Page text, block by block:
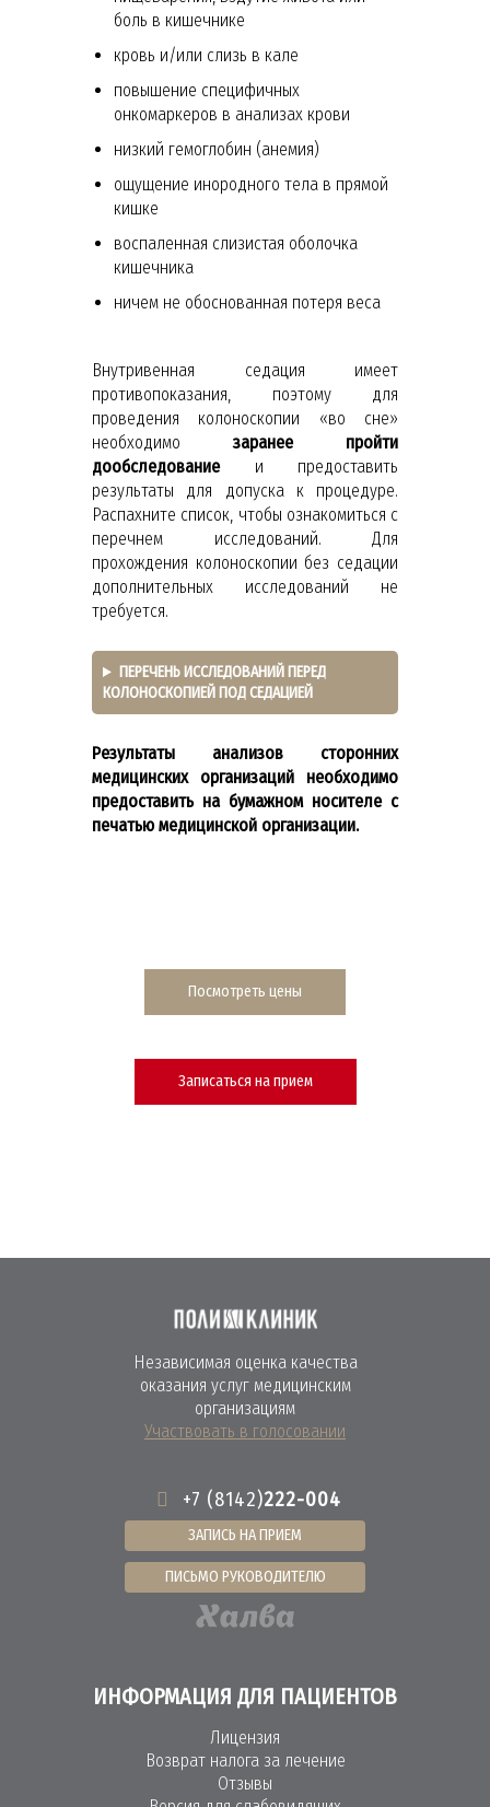
боль в кишечнике
кровь и/или слизь в кале
повышение специфичных
онкомаркеров в анализах крови
низкий гемоглобин (анемия)
ощущение инородного тела в прямой
кишке
воспаленная слизистая оболочка
кишечника
ничем не обоснованная потеря веса
Внутривенная седация имеет
противопоказания, поэтому для
проведения колоноскопии «во сне»
необходимозаранее пройти
дообследованиеи предоставить
результаты для допуска к процедуре.
Распахните список, чтобы ознакомиться с
перечнем исследований. Для
прохождения колоноскопии без седации
дополнительных исследований не
требуется.
ПЕРЕЧЕНЬ ИССЛЕДОВАНИЙ ПЕРЕД
КОЛОНОСКОПИЕЙ ПОД СЕДАЦИЕЙ
Результаты анализов сторонних
медицинских организаций необходимо
предоставить на бумажном носителе с
печатью медицинской организации.
Посмотреть цены
Записаться на прием
ИНФОРМАЦИЯ ДЛЯ ПАЦИЕНТОВ
Лицензия
Возврат налога за лечение
Отзывы
+7 (8142)222-004
ЗАПИСЬ НА ПРИЕМ
ПИСЬМО РУКОВОДИТЕЛЮ
Независимая оценка качества
оказания услуг медицинским
организациям
Участвовать в голосовании